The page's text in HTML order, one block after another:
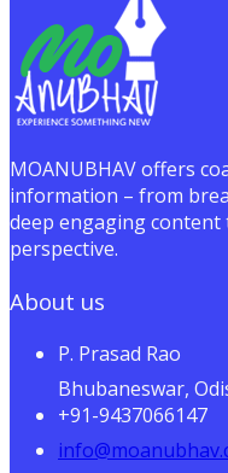
MOANUBHAV offers
information – from
deep engaging content
perspective.
About us
P. Prasad Rao
Bhubaneswar,
+91-9437066147